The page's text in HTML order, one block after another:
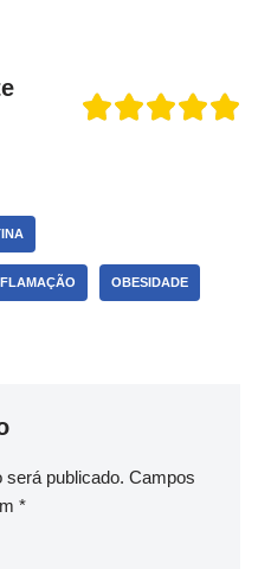
OBESIDADE
será publicado. Campos
*